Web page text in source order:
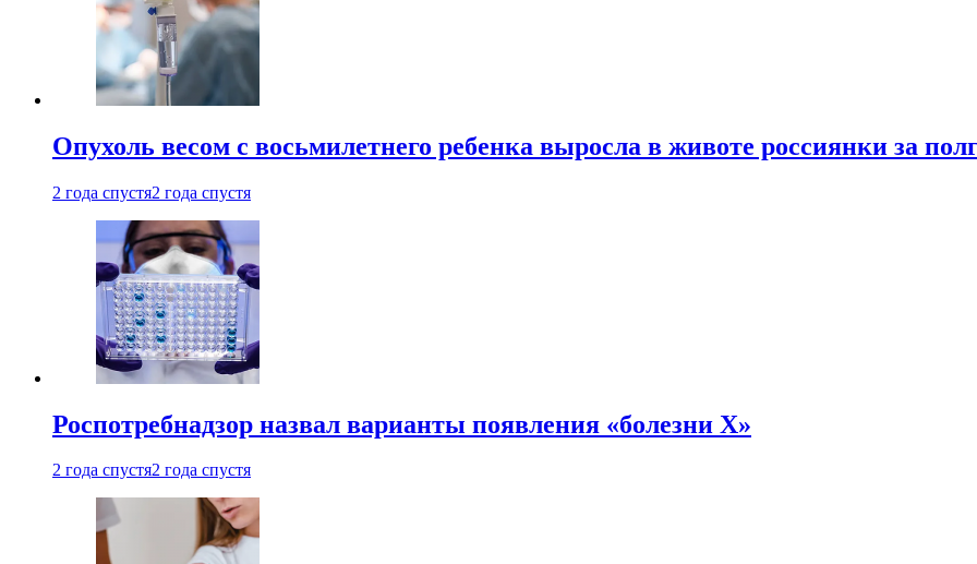
Опухоль весом с восьмилетнего ребенка выросла в животе россиянки за
2 года спустя2 года спустя
Роспотребнадзор назвал варианты появления «болезни Х»
2 года спустя2 года спустя